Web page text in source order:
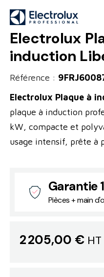
Electrolux
induction
Référence :
Electrolux Plaque à
plaque à induction
kW, compacte et
usage intensif, prête à
Garantie
Pièces + main
2 205,00 €HT